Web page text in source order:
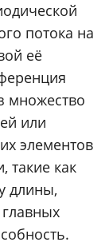
потока на
её
множество
или
элементов
такие как
длины,